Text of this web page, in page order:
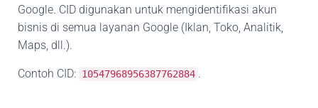
Google. CID digunakan untuk mengidentifikasi akun
bisnis di semua layanan Google (Iklan, Toko, Analitik,
Maps, dll.).
Contoh CID: 10547968956387762884 .